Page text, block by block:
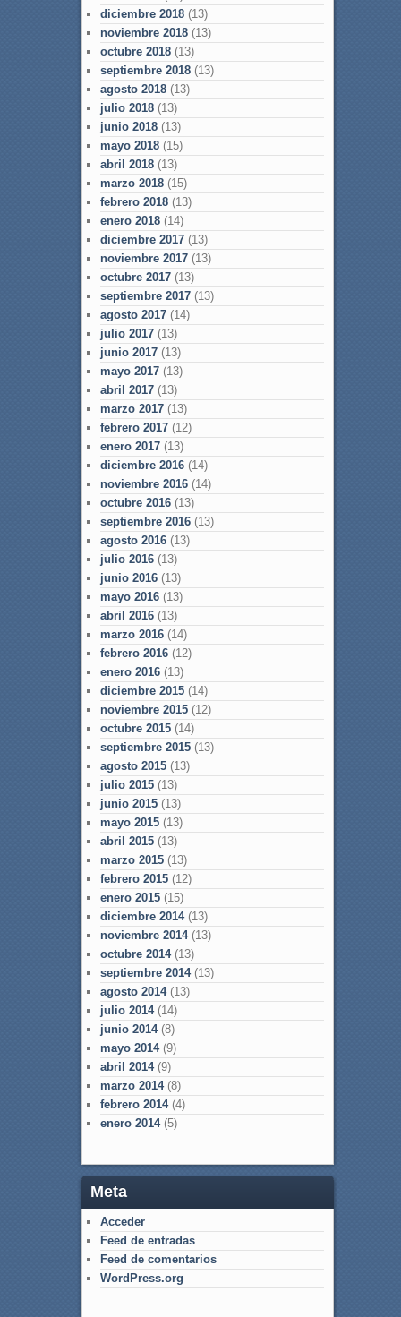
diciembre 2018(13)
noviembre 2018(13)
octubre 2018(13)
septiembre 2018(13)
agosto 2018(13)
julio 2018(13)
junio 2018(13)
mayo 2018(15)
abril 2018(13)
marzo 2018(15)
febrero 2018(13)
enero 2018(14)
diciembre 2017(13)
noviembre 2017(13)
octubre 2017(13)
septiembre 2017(13)
agosto 2017(14)
julio 2017(13)
junio 2017(13)
mayo 2017(13)
abril 2017(13)
marzo 2017(13)
febrero 2017(12)
enero 2017(13)
diciembre 2016(14)
noviembre 2016(14)
octubre 2016(13)
septiembre 2016(13)
agosto 2016(13)
julio 2016(13)
junio 2016(13)
mayo 2016(13)
abril 2016(13)
marzo 2016(14)
febrero 2016(12)
enero 2016(13)
diciembre 2015(14)
noviembre 2015(12)
octubre 2015(14)
septiembre 2015(13)
agosto 2015(13)
julio 2015(13)
junio 2015(13)
mayo 2015(13)
abril 2015(13)
marzo 2015(13)
febrero 2015(12)
enero 2015(15)
diciembre 2014(13)
noviembre 2014(13)
octubre 2014(13)
septiembre 2014(13)
agosto 2014(13)
julio 2014(14)
junio 2014(8)
mayo 2014(9)
abril 2014(9)
marzo 2014(8)
febrero 2014(4)
enero 2014(5)
Meta
Acceder
Feed de entradas
Feed de comentarios
WordPress.org